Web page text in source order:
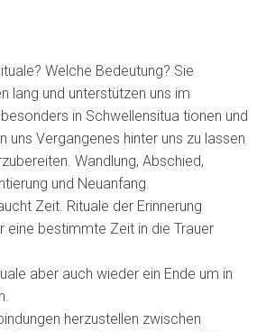
Welche Bedeutung? Sie
lang und unterstützen uns im
in Schwellensitua tionen und
uns Vergangenes hinter uns zu lassen
Wandlung, Abschied,
und Neuanfang.
Zeit. Rituale der Erinnerung
eine bestimmte Zeit in die Trauer
aber auch wieder ein Ende um in
herzustellen zwischen